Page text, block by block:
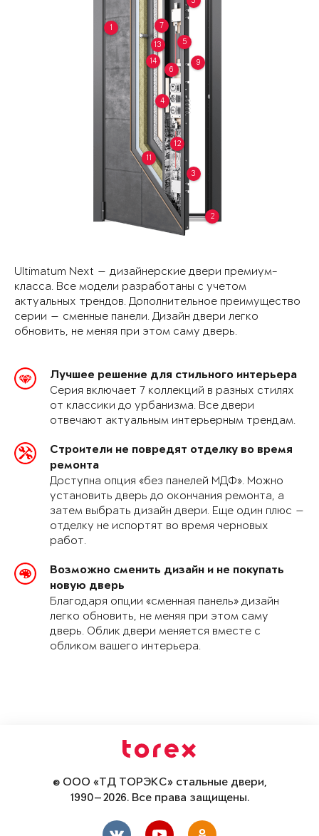
1
2
3
4
5
6
7
9
11
12
13
14
Ultimatum Next — дизайнерские двери премиум-
класса. Все модели разработаны с учетом
актуальных трендов. Дополнительное преимущество
серии — сменные панели. Дизайн двери легко
обновить, не меняя при этом саму дверь.
Лучшее решение для стильного интерьера
Серия включает 7 коллекций в разных стилях
от классики до урбанизма. Все двери
отвечают актуальным интерьерным трендам.
Строители не повредят отделку во время
ремонта
Доступна опция «без панелей МДФ». Можно
установить дверь до окончания ремонта, а
затем выбрать дизайн двери. Еще один плюс —
отделку не испортят во время черновых
работ.
Возможно сменить дизайн и не покупать
новую дверь
Благодаря опции «сменная панель» дизайн
легко обновить, не меняя при этом саму
дверь. Облик двери меняется вместе с
обликом вашего интерьера.
© ООО «ТД ТОРЭКС» стальные двери,
1990—2026. Все права защищены.